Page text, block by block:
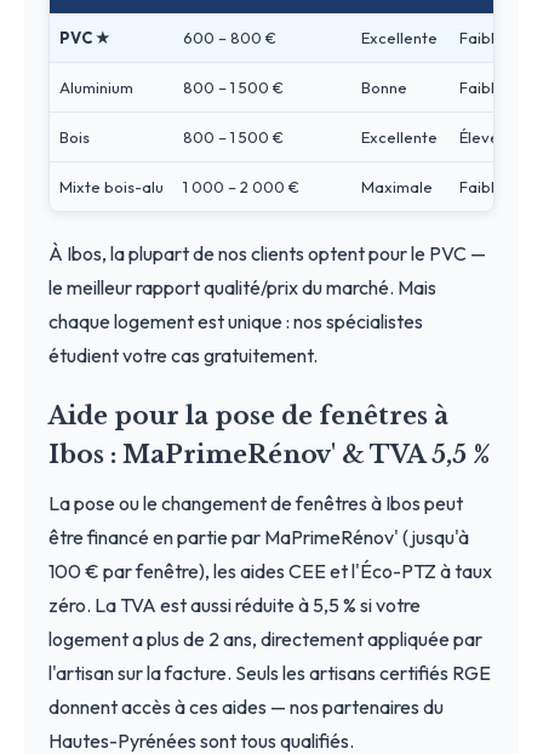
PVC ★ 600 – 800 € Excellente Faible
Aluminium 800 – 1 500 € Bonne Faible
Bois 800 – 1 500 € Excellente Élevé
Mixte bois-alu 1 000 – 2 000 € Maximale Faible
À Ibos, la plupart de nos clients optent pour le PVC —
le meilleur rapport qualité/prix du marché. Mais
chaque logement est unique : nos spécialistes
étudient votre cas gratuitement.
Aide pour la pose de fenêtres à
Ibos : MaPrimeRénov' & TVA 5,5 %
La pose ou le changement de fenêtres à Ibos peut
être financé en partie par MaPrimeRénov' (jusqu'à
100 € par fenêtre), les aides CEE et l'Éco-PTZ à taux
zéro. La TVA est aussi réduite à 5,5 % si votre
logement a plus de 2 ans, directement appliquée par
l'artisan sur la facture. Seuls les artisans certifiés RGE
donnent accès à ces aides — nos partenaires du
Hautes-Pyrénées sont tous qualifiés.